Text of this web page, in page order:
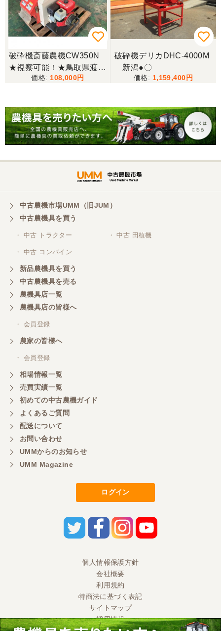
破砕機斎藤農機CW350N
★視察可能！★鳥取県渡し
斎藤農機 破砕機 CW350N
ダー 木材 現状渡し【P114
79908】
108,000
破砕機デリカDHC-4000M
新潟●〇
1,159,400
中古農機市場UMM（旧JUM）
中古農機具を買う
・ 中古 トラクター ・ 中古 田植機
・ 中古 コンバイン
新品農機具を買う
中古農機具を売る
農機具店一覧
農機具店の皆様へ
・ 会員登録
農家の皆様へ
・ 会員登録
相場情報一覧
売買実績一覧
初めての中古農機ガイド
よくあるご質問
配送について
お問い合わせ
UMMからのお知らせ
UMM Magazine
ログイン
個人情報保護方針
会社概要
利用規約
特商法に基づく表記
サイトマップ
採用情報